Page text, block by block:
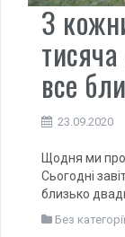
З
все
23.09.2020
Щодня ми
Сьогодні
близько
Без категорії